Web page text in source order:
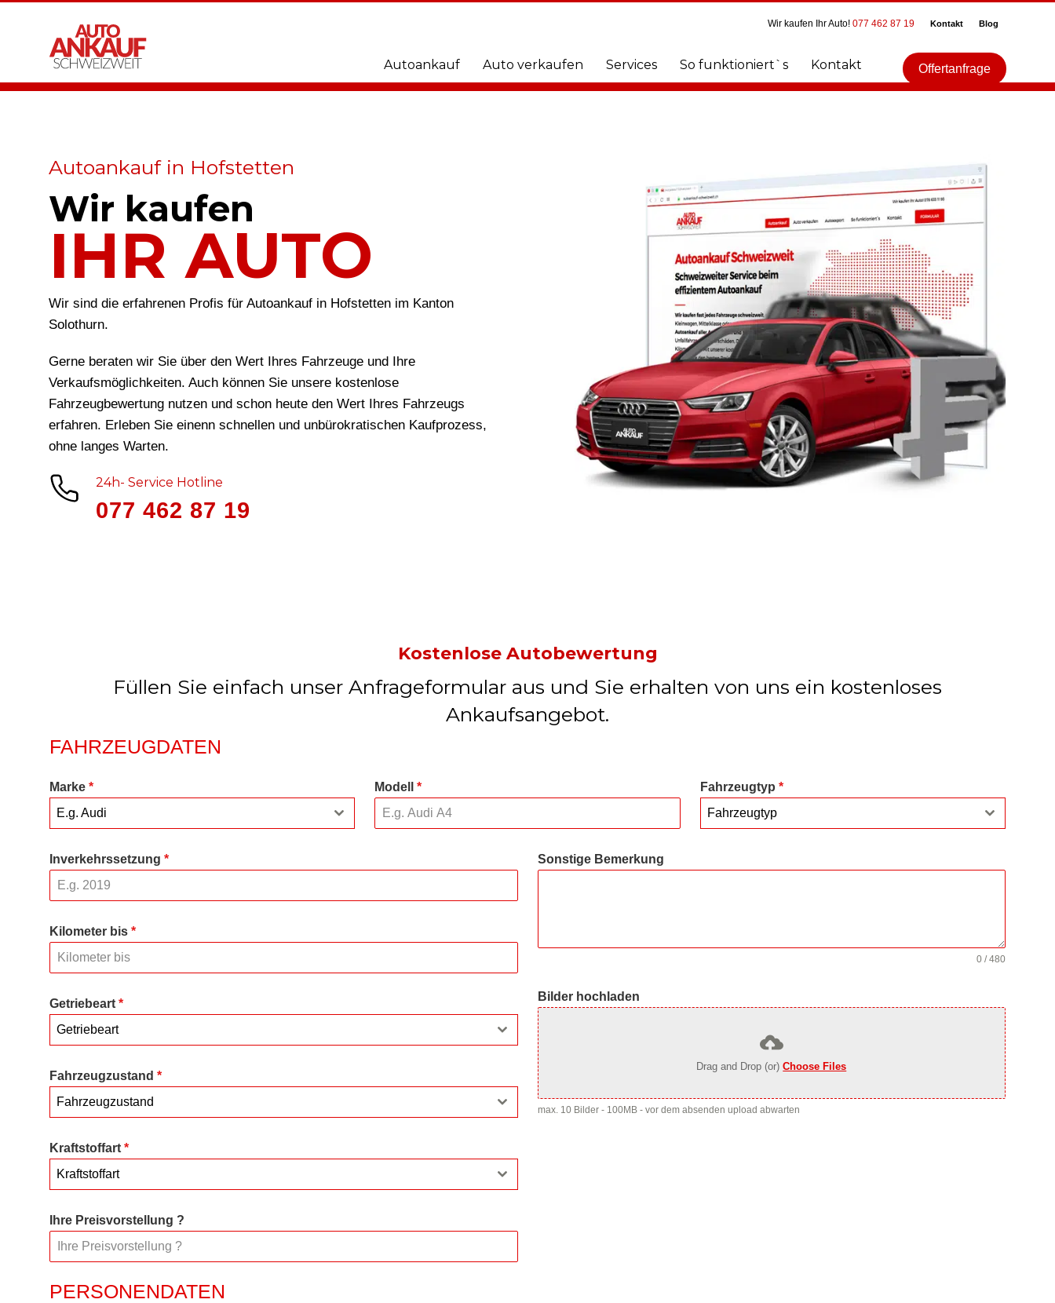
Wir kaufen Ihr Auto! 077 462 87 19 Kontakt Blog
Autoankauf Auto verkaufen Services So funktioniert`s Kontakt Offertanfrage
Autoankauf in Hofstetten
Wir kaufen
IHR AUTO
Wir sind die erfahrenen Profis für Autoankauf in Hofstetten im Kanton
Solothurn.
Gerne beraten wir Sie über den Wert Ihres Fahrzeuge und Ihre
Verkaufsmöglichkeiten. Auch können Sie unsere kostenlose
Fahrzeugbewertung nutzen und schon heute den Wert Ihres Fahrzeugs
erfahren. Erleben Sie einenn schnellen und unbürokratischen Kaufprozess,
ohne langes Warten.
24h- Service Hotline
077 462 87 19
Kostenlose Autobewertung
Füllen Sie einfach unser Anfrageformular aus und Sie erhalten von uns ein kostenloses
Ankaufsangebot.
FAHRZEUGDATEN
Marke *
E.g. Audi
Modell* Fahrzeugtyp *
Fahrzeugtyp
Inverkehrssetzung *
Kilometer bis *
Getriebeart *
Getriebeart
Fahrzeugzustand *
Fahrzeugzustand
Kraftstoffart *
Kraftstoffart
Ihre Preisvorstellung ?
Sonstige Bemerkung
0 / 480
Bilder hochladen
Drag and Drop (or)Choose Files
max. 10 Bilder - 100MB - vor dem absenden upload abwarten
PERSONENDATEN